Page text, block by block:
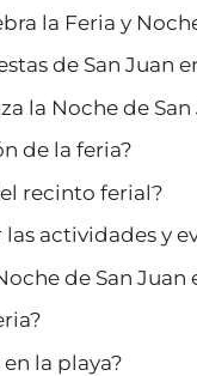
la Feria y
de San Juan
la Noche de San
de la feria?
recinto ferial?
actividades y
de San Juan
la playa?